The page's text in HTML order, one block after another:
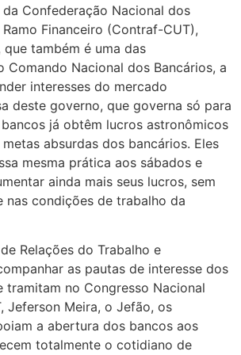
Confederação Nacional dos
Financeiro (Contraf-CUT),
também é uma das
Comando Nacional dos Bancários, a
interesses do mercado
deste governo, que governa só para
já obtêm lucros astronômicos
absurdas dos bancários. Eles
mesma prática aos sábados e
ainda mais seus lucros, sem
nas condições de trabalho da
Relações do Trabalho e
as pautas de interesse dos
tramitam no Congresso Nacional
Jeferson Meira, o Jefão, os
a abertura dos bancos aos
totalmente o cotidiano de